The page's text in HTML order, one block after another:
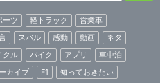
ーツ 軽トラック
営業車
スバル 感動 動画
ネタ
クル バイク アプリ
車中泊
カイブ F1
知っておきたい